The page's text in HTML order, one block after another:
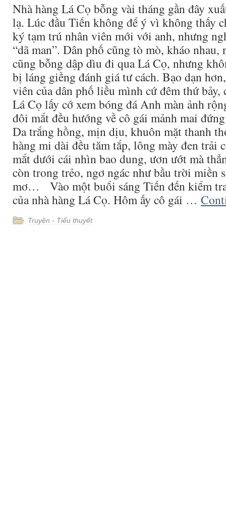
Nhà hàng Lá Cọ bỗng vài tháng gần đây
lạ. Lúc đầu Tiến không để ý vì không thấy
ký tạm trú nhân viên mới với anh, nhưng
“dã man”. Dân phố cũng tò mò, kháo
cũng bỗng dập dìu đi qua Lá Cọ, nhưng
bị láng giềng đánh giá tư cách. Bạo dạn
viên của dân phố liều mình cứ đêm thứ bảy,
Lá Cọ lấy cớ xem bóng đá Anh màn ảnh
đôi mắt đều hướng về cô gái mảnh mai
Da trắng hồng, mịn dịu, khuôn mặt thanh
hàng mi dài đều tăm tắp, lông mày đen trải
mắt dưới cái nhìn bao dung, ươn ướt mà
còn trong trẻo, ngơ ngác như bầu trời miền
mơ… Vào một buổi sáng Tiến đến kiểm
của nhà hàng Lá Cọ. Hôm ấy cô gái …
Truyện - Tiểu thuyết